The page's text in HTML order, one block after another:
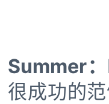
Summer：
很成功的